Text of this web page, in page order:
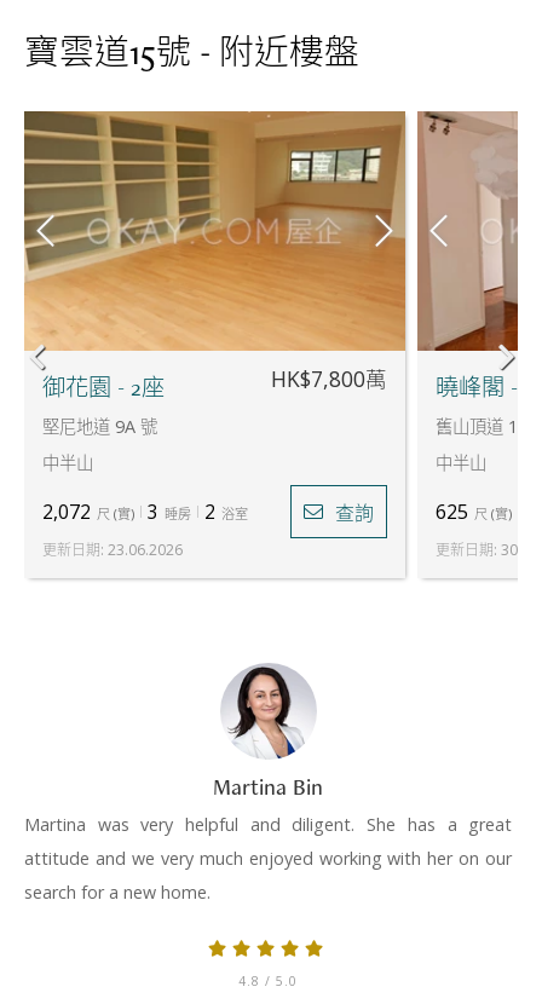
寶雲道15號 - 附近樓盤
御花園 - 2座
堅尼地道 9A 號
中半山
HK$7,800萬
2,072 尺 (實) 3 睡房 2 浴室 查詢
更新日期: 23.06.2026
曉峰閣 - 3
舊山頂道 18
中半山
625 尺 (實)
更新日期:
Martina Bin
Martina was very helpful and diligent. She has a great
attitude and we very much enjoyed working with her on our
search for a new home.
4.8 / 5.0